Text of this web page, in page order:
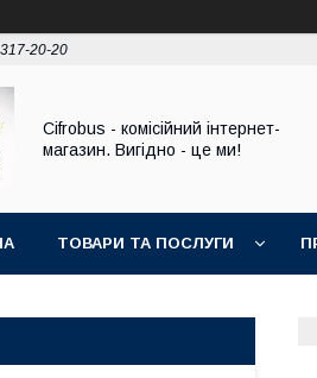
20-20
Cifrobus - комiсiйний iнтернет-
магазин. Вигiдно - це ми!
ТОВАРИ ТА ПОСЛУГИ